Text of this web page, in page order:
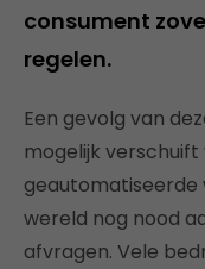
consument
regelen.
Een gevolg van
mogelijk
geautomatiseerde
wereld nog nood
afvragen. Vele